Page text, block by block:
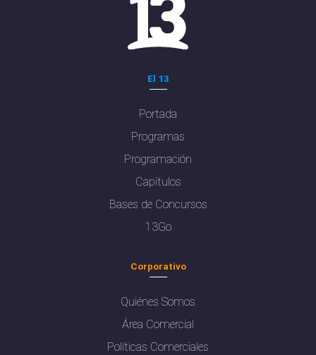
El 13
Portada
Programas
Programación
Capítulos
Bases de Concursos
13Go
Corporativo
Quiénes Somos
Área Comercial
Políticas Comerciales